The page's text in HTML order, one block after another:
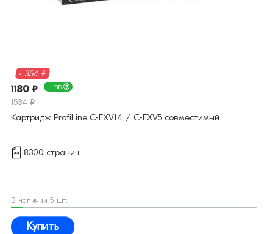
- 354 ₽
1180 ₽ + 18Б
1534 ₽
Картридж ProfiLine C-EXV14 / C-EXV5 совместимый
8300 страниц
В наличии 5 шт.
Купить